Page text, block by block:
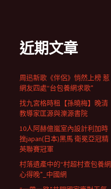
近期文章
周迅新歌《伴侶》悄然上榜 惹
網友四處“台包養網求歌”
找九宮格時租【孫曉梅】晚清
教導家匡源與濼源書院
10人阿赫億嵐室內設計利加時
挫japan(日本)黑馬 衛冕亞冠精
英聯賽冠軍
村落遺產中的“村超村查包養網
心得晚”_中國網